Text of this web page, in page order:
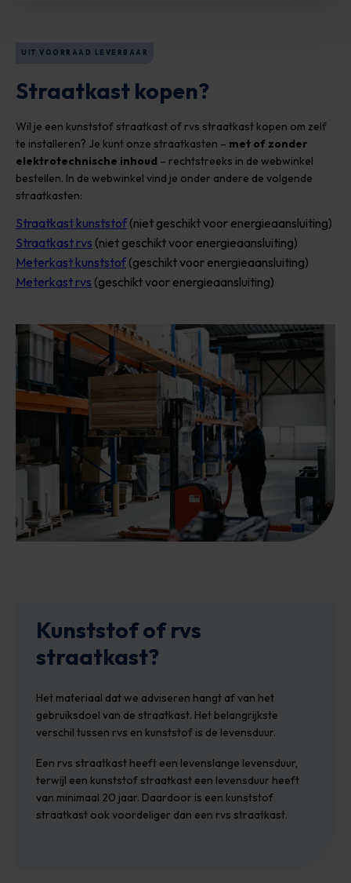
Straatkast kopen?
UIT VOORRAAD LEVERBAAR
Wil je een kunststof straatkast of rvs straatkast kopen om zelf
te installeren? Je kunt onze straatkasten – met of zonder
elektrotechnische inhoud – rechtstreeks in de webwinkel
bestellen. In de webwinkel vind je onder andere de volgende
straatkasten:
Straatkast kunststof (niet geschikt voor energieaansluiting)
Straatkast rvs (niet geschikt voor energieaansluiting)
Meterkast kunststof (geschikt voor energieaansluiting)
Meterkast rvs (geschikt voor energieaansluiting)
Kunststof of rvs
straatkast?
Het materiaal dat we adviseren hangt af van het
gebruiksdoel van de straatkast. Het belangrijkste
verschil tussen rvs en kunststof is de levensduur.
Een rvs straatkast heeft een levenslange levensduur,
terwijl een kunststof straatkast een levensduur heeft
van minimaal 20 jaar. Daardoor is een kunststof
straatkast ook voordeliger dan een rvs straatkast.